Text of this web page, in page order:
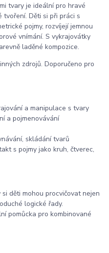
tvary je ideální pro hravé
tvoření. Děti si při práci s
pojmy, rozvíjejí jemnou
vnímání. S vykrajovátky
laděné kompozice.
zdrojů. Doporučeno pro
a manipulace s tvary
a pojmenovávání
skládání tvarů
s pojmy jako kruh, čtverec,
děti mohou procvičovat nejen
logické řady.
pomůcka pro kombinované